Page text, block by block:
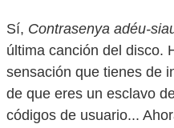
Sí, Contrasenya adéu-
última canción del disco.
sensación que tienes de
de que eres un esclavo
códigos de usuario...